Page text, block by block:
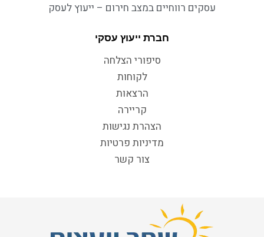
עסקים רווחיים במצב חירום – ייעוץ לעסק
חברת ייעוץ עסקי
סיפורי הצלחה
לקוחות
הרצאות
קריירה
הצהרת נגישות
מדיניות פרטיות
צור קשר